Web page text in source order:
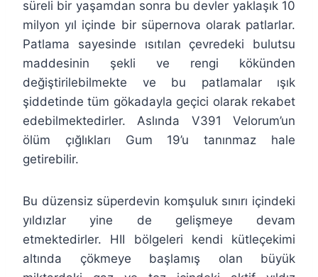
süreli bir yaşamdan sonra bu devler yaklaşık 10
milyon yıl içinde bir süpernova olarak patlarlar.
Patlama sayesinde ısıtılan çevredeki bulutsu
maddesinin şekli ve rengi kökünden
değiştirilebilmekte ve bu patlamalar ışık
şiddetinde tüm gökadayla geçici olarak rekabet
edebilmektedirler. Aslında V391 Velorum’un
ölüm çığlıkları Gum 19’u tanınmaz hale
getirebilir.
Bu düzensiz süperdevin komşuluk sınırı içindeki
yıldızlar yine de gelişmeye devam
etmektedirler. HII bölgeleri kendi kütleçekimi
altında çökmeye başlamış olan büyük